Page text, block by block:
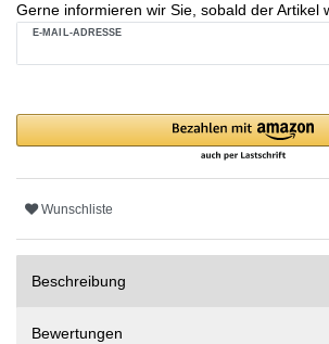
Gerne informieren wir Sie, sobald der Artikel
E-MAIL-ADRESSE
Wunschliste
Beschreibung
Bewertungen